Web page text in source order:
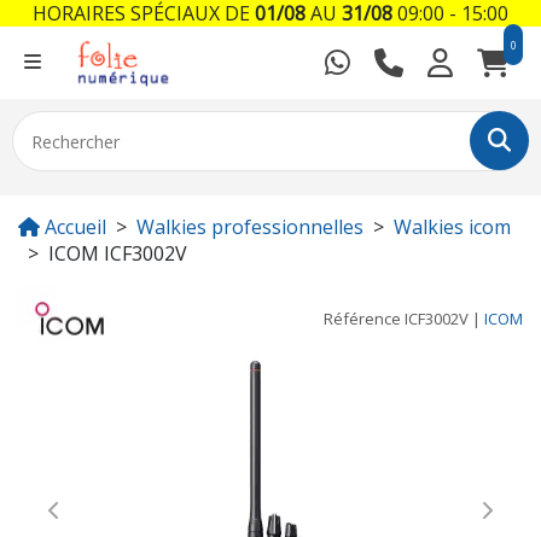
0
Accueil Walkies professionnelles
Walkies icom
ICOM ICF3002V
Référence ICF3002V | ICOM
Previous Next
HORAIRES SPÉCIAUX DE01/08AU 31/0809:00 - 15:00